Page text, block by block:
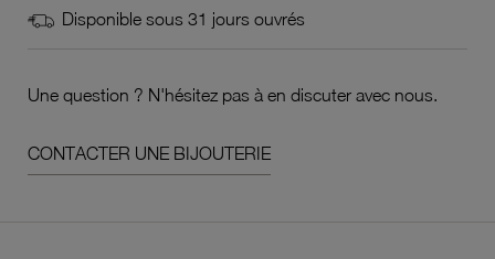
Disponible sous 31 jours ouvrés
Une question ? N'hésitez pas à en discuter avec nous.
CONTACTER UNE BIJOUTERIE